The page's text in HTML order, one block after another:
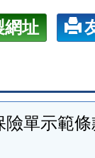
網址
險單示範